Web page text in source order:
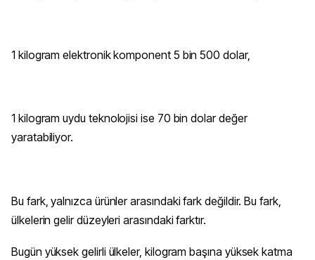
1 kilogram elektronik komponent 5 bin 500 dolar,
1 kilogram uydu teknolojisi ise 70 bin dolar değer
yaratabiliyor.
Bu fark, yalnızca ürünler arasındaki fark değildir. Bu fark,
ülkelerin gelir düzeyleri arasındaki farktır.
Bugün yüksek gelirli ülkeler, kilogram başına yüksek katma